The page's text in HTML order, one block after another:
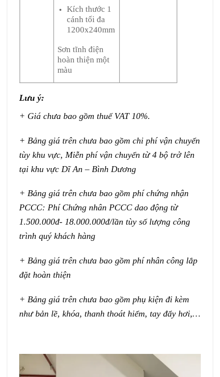
Kích thước 1
cánh tối đa
1200x240mm
Sơn tĩnh điện
hoàn thiện một
màu
Lưu ý:
+ Giá chưa bao gồm thuế VAT 10%.
+ Bảng giá trên chưa bao gồm chi phí vận chuyển
tùy khu vực, Miễn phí vận chuyển từ 4 bộ trở lên
tại khu vực Dĩ An – Bình Dương
+ Bảng giá trên chưa bao gồm phí chứng nhận
PCCC: Phí Chứng nhân PCCC dao động từ
1.500.000đ- 18.000.000đ/lần tùy số lượng công
trình quý khách hàng
+ Bảng giá trên chưa bao gồm phí nhân công lắp
đặt hoàn thiện
+ Bảng giá trên chưa bao gồm phụ kiện đi kèm
như bản lề, khóa, thanh thoát hiểm, tay đẩy hơi,…